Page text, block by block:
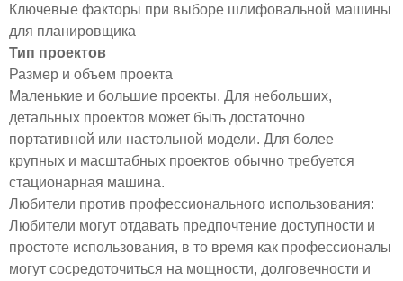
Ключевые факторы при выборе шлифовальной машины
для планировщика
Тип проектов
Размер и объем проекта
Маленькие и большие проекты. Для небольших,
детальных проектов может быть достаточно
портативной или настольной модели. Для более
крупных и масштабных проектов обычно требуется
стационарная машина.
Любители против профессионального использования:
Любители могут отдавать предпочтение доступности и
простоте использования, в то время как профессионалы
могут сосредоточиться на мощности, долговечности и